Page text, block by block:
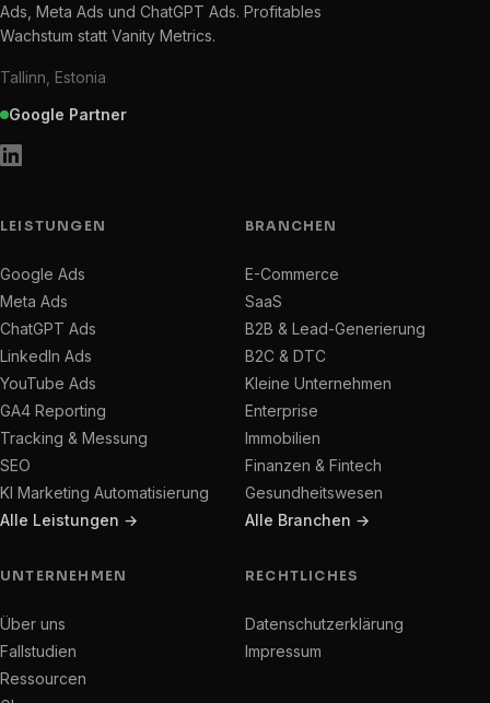
Ads, Meta Ads und ChatGPT Ads. Profitables
Wachstum statt Vanity Metrics.
Tallinn, Estonia
Google Partner
LEISTUNGEN
Google Ads
Meta Ads
ChatGPT Ads
LinkedIn Ads
YouTube Ads
GA4 Reporting
Tracking & Messung
SEO
KI Marketing Automatisierung
Alle Leistungen →
BRANCHEN
E-Commerce
SaaS
B2B & Lead-Generierung
B2C & DTC
Kleine Unternehmen
Enterprise
Immobilien
Finanzen & Fintech
Gesundheitswesen
Alle Branchen →
UNTERNEHMEN
Über uns
Fallstudien
Ressourcen
RECHTLICHES
Datenschutzerklärung
Impressum